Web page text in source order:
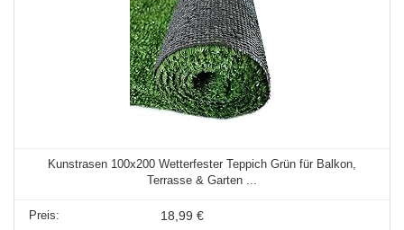
Kunstrasen 100x200 Wetterfester Teppich Grün für Balkon,
Terrasse & Garten ...
18,99 €